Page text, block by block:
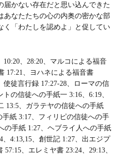
届かない存在だと思い込んできた
あなたたちの心の内奥の密かな部
く「わたしを認めよ」と促してい
、28:20、マルコによる福音
17:21、ヨハネによる福音書
使徒言行録 17:27-28、ローマの信
の信徒への手紙一 3:16、6:19、
13:5、ガラテヤの信徒への手紙
紙 3:17、フィリピの信徒への手
の手紙 1:27、ヘブライ人への手紙
、4:13,15、創世記 1:27、出エジプ
57:15、エレミヤ書 23:24、29:13、